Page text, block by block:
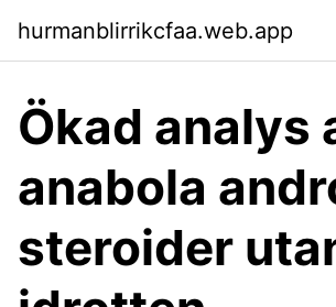
hurmanblirrikcfaa.web.app
Ökad analys
anabola
steroider